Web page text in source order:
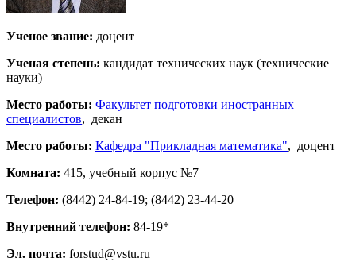
Ученое звание: доцент
Ученая степень: кандидат технических наук (технические
науки)
Место работы: Факультет подготовки иностранных
специалистов, декан
Место работы: Кафедра "Прикладная математика", доцент
Комната: 415, учебный корпус №7
Телефон: (8442) 24-84-19; (8442) 23-44-20
Внутренний телефон: 84-19*
Эл. почта: forstud@vstu.ru